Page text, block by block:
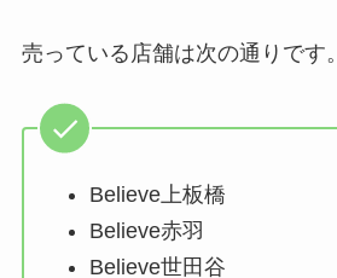
売っている店舗は次の通りです。
Believe上板橋
Believe赤羽
Believe世田谷